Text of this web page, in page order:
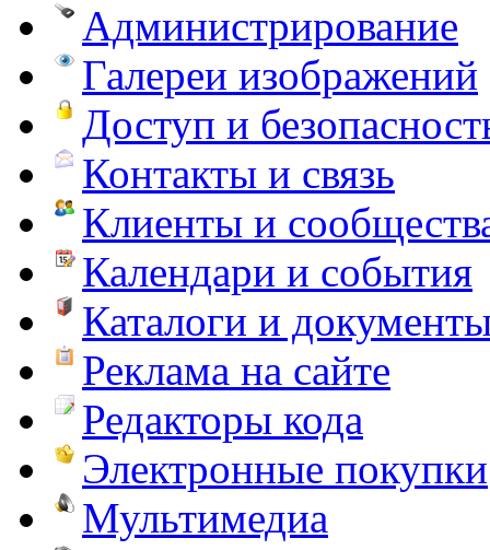
Администрирование
Галереи изображений
Доступ и
Контакты и связь
Клиенты и
Календари и события
Каталоги и
Реклама на сайте
Редакторы кода
Электронные покупки
Мультимедиа